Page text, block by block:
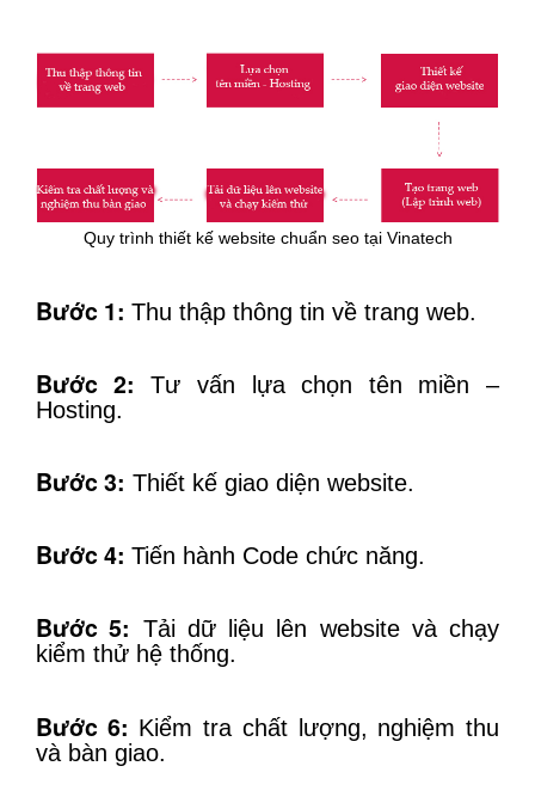
Quy trình thiết kế website chuẩn seo tại Vinatech
Bước 1: Thu thập thông tin về trang web.
Bước 2: Tư vấn lựa chọn tên miền –
Hosting.
Bước 3: Thiết kế giao diện website.
Bước 4: Tiến hành Code chức năng.
Bước 5: Tải dữ liệu lên website và chạy
kiểm thử hệ thống.
Bước 6: Kiểm tra chất lượng, nghiệm thu
và bàn giao.